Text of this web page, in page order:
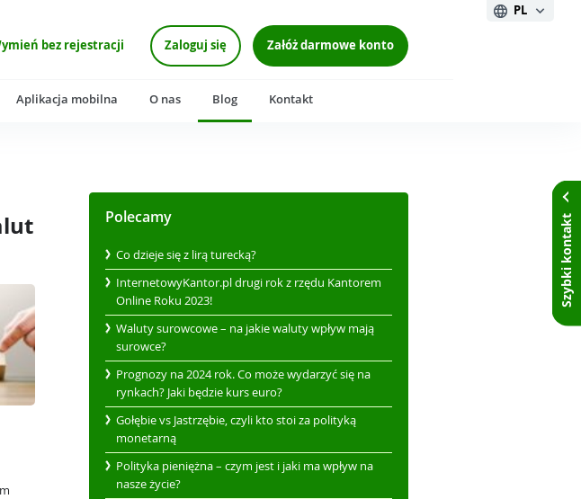
bez rejestracji Zaloguj się Załóż darmowe konto
PL
Aplikacja mobilna O nas Blog Kontakt
Polecamy
Co dzieje się z lirą turecką?
InternetowyKantor.pl drugi rok z rzędu Kantorem
Online Roku 2023!
Waluty surowcowe – na jakie waluty wpływ mają
surowce?
Prognozy na 2024 rok. Co może wydarzyć się na
rynkach? Jaki będzie kurs euro?
Gołębie vs Jastrzębie, czyli kto stoi za polityką
monetarną
Polityka pieniężna – czym jest i jaki ma wpływ na
nasze życie?
Szybki kontakt